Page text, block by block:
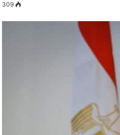
309